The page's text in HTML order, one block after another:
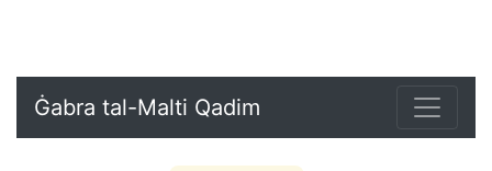
Ġabra tal-Malti Qadim